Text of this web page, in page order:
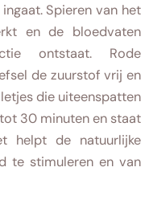
Spieren van het
en de bloedvaten
ontstaat. Rode
de zuurstof vrij en
die uiteenspatten
30 minuten en staat
helpt de natuurlijke
te stimuleren en van